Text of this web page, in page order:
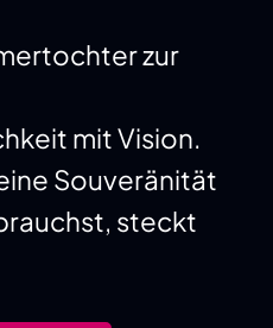
zur
mit Vision.
Souveränität
steckt